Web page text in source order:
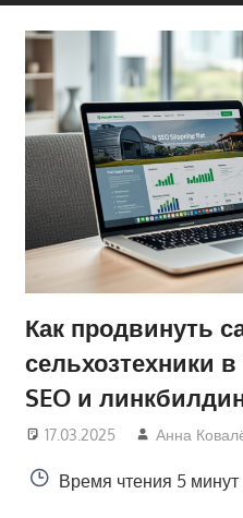
Как продвинуть
сельхозтехники
SEO и
17.03.2025 Анна
Время чтения 5 минут